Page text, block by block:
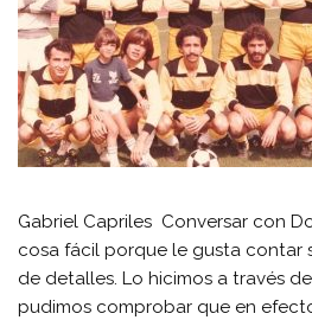
Gabriel Capriles Conversar con
cosa fácil porque le gusta contar
de detalles. Lo hicimos a través
pudimos comprobar que en